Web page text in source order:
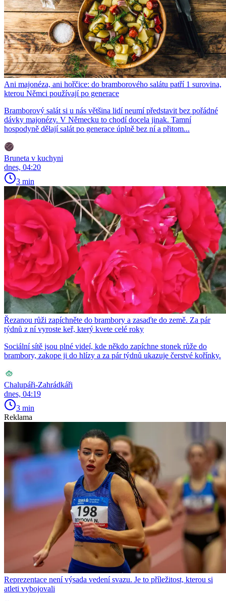
Ani majonéza, ani hořčice: do bramborového salátu patří 1 surovina,
kterou Němci používají po generace
Bramborový salát si u nás většina lidí neumí představit bez pořádné
dávky majonézy. V Německu to chodí docela jinak. Tamní
hospodyně dělají salát po generace úplně bez ní a přitom...
Bruneta v kuchyni
dnes, 04:20
3 min
Řezanou růži zapíchněte do brambory a zasaďte do země. Za pár
týdnů z ní vyroste keř, který kvete celé roky
Sociální sítě jsou plné videí, kde někdo zapíchne stonek růže do
brambory, zakope ji do hlízy a za pár týdnů ukazuje čerstvé kořínky.
Chalupáři-Zahrádkáři
dnes, 04:19
3 min
Reklama
Reprezentace není výsada vedení svazu. Je to příležitost, kterou si
atleti vybojovali